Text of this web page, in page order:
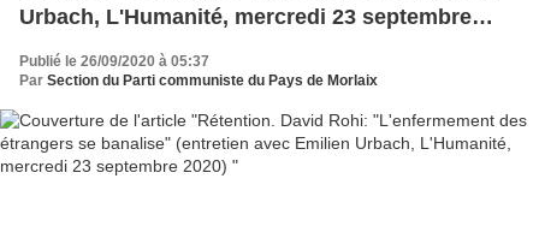
Urbach, L'Humanité, mercredi 23 septembre
Publié le 26/09/2020 à 05:37
Par Section du Parti communiste du Pays de Morlaix